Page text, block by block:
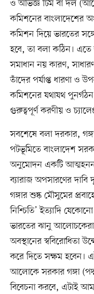
ও অভিজ্ঞ টিম বা দল
কমিশনের বাংলাদেশের
কমিশন দিয়ে ভারতের
হবে, তা বলা কঠিন।
সমাধান নয় কারণ,
তাঁদের পর্যাপ্ত ধারণা ও
কমিশনের যথাযথ
গুরুত্বপূর্ণ করণীয় ও
সবশেষে বলা দরকার,
পটভূমিতে বাংলাদেশ
অনুমোদন একটি
ব্যারাজ অপসারণের দাবি
গঙ্গার শুষ্ক মৌসুমের
নিশ্চিতি’ ইত্যাদি
ভারতের ঝানু আলোচকেরা
অবস্থানের স্ববিরোধিতা
করে দিতে সক্ষম হবেন।
আলোকে সরকার গঙ্গা
বিবেচনা করবে, এটাই